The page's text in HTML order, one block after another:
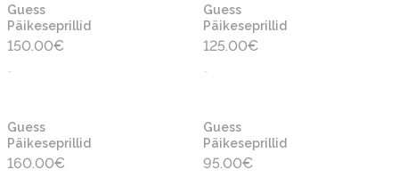
Guess
Päikeseprillid
150.00€
-
Guess
Päikeseprillid
125.00€
-
Guess
Päikeseprillid
160.00€
Guess
Päikeseprillid
95.00€